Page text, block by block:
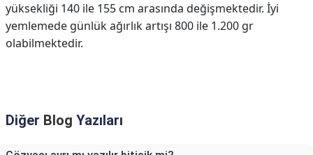
yüksekliği 140 ile 155 cm arasında değişmektedir. İyi
yemlemede günlük ağırlık artışı 800 ile 1.200 gr
olabilmektedir.
Diğer Blog Yazıları